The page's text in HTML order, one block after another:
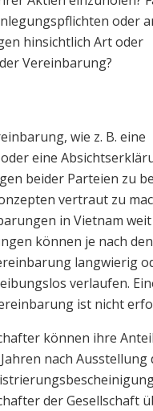
oder
hinsichtlich Art oder
Vereinbarung?
wie z. B. eine
eine
beider Parteien zu
vertraut zu
in Vietnam
können je nach den
langwierig
verlaufen.
ist nicht
können ihre
nach Ausstellung
der Gesellschaft